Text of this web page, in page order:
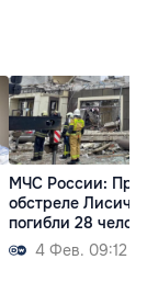
МЧС России: При
обстреле
погибли 28
4 Фев. 09:12